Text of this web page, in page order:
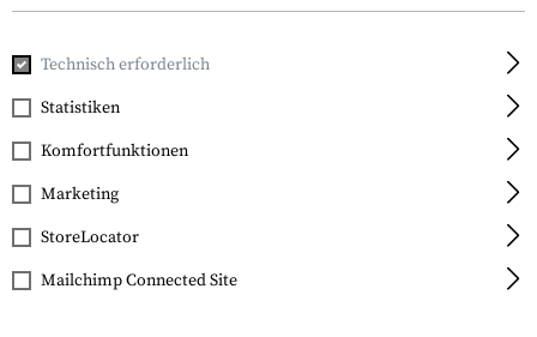
Home Waffenzubehör
Vortex Optics
Strike Fire II Red Dot
Sight RG Co-Witness
Technisch erforderlich
Statistiken
Komfortfunktionen
Marketing
StoreLocator
Mailchimp Connected Site